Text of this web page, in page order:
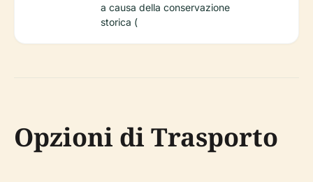
a causa della conservazione
storica (
Opzioni di Trasporto